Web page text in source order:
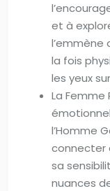
et à
l’emmène
la fois
les yeux
La
l’Homme
connecter
sa
nuances